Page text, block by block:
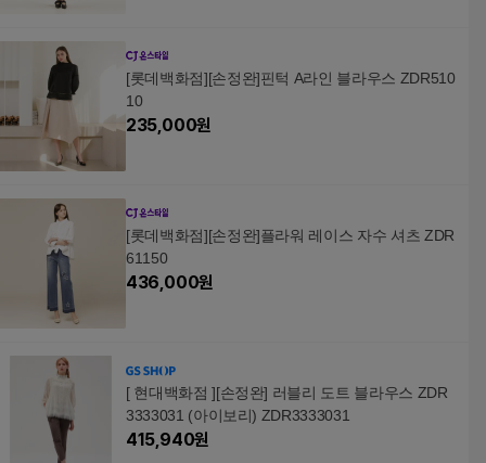
[롯데백화점][손정완]핀턱 A라인 블라우스 ZDR510
10
235,000원
[롯데백화점][손정완]플라워 레이스 자수 셔츠 ZDR
61150
436,000원
[ 현대백화점 ][손정완] 러블리 도트 블라우스 ZDR
3333031 (아이보리) ZDR3333031
415,940원